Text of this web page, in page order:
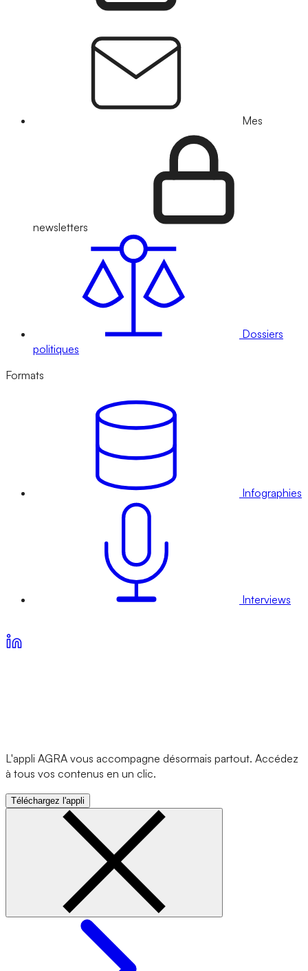
Mes
newsletters
Dossiers
politiques
Formats
Infographies
Interviews
L'appli AGRA vous accompagne désormais partout. Accédez
à tous vos contenus en un clic.
Téléchargez l'appli